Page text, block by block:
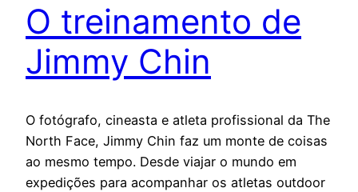
O treinamento de
Jimmy Chin
O fotógrafo, cineasta e atleta profissional da The
North Face, Jimmy Chin faz um monte de coisas
ao mesmo tempo. Desde viajar o mundo em
expedições para acompanhar os atletas outdoor